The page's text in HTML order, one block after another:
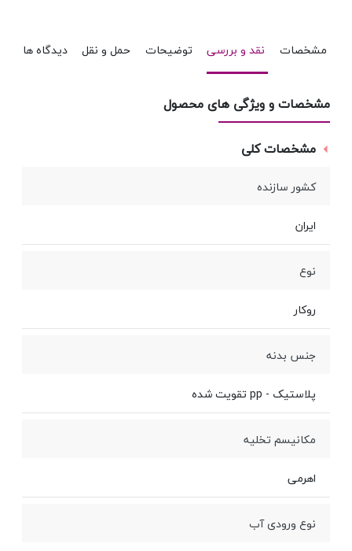
مشخصات نقد و بررسی توضیحات حمل و نقل دیدگاه ها
مشخصات و ویژگی های محصول
مشخصات کلی
کشور سازنده
ایران
نوع
روکار
جنس بدنه
پلاستیک - pp تقویت شده
مکانیسم تخلیه
اهرمی
نوع ورودی آب